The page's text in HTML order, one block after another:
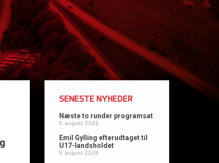
SENESTE NYHEDER
Næste to runder programsat
5. august 2026
Emil Gylling efterudtaget til
U17-landsholdet
5. august 2026